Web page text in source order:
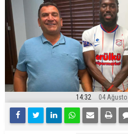
14:32 04